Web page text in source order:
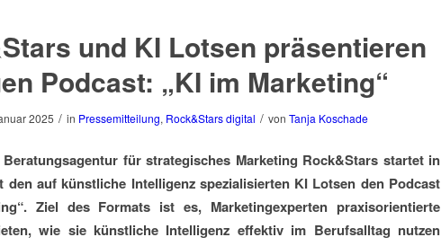
und KI Lotsen präsentieren
Podcast: „KI im Marketing“
2025 / in Pressemitteilung, Rock&Stars digital / von Tanja Koschade
für strategisches Marketing Rock&Stars startet in
den auf künstliche Intelligenz spezialisierten KI Lotsen den Podcast
Ziel des Formats ist es, Marketingexperten praxisorientierte
wie sie künstliche Intelligenz effektiv im Berufsalltag nutzen